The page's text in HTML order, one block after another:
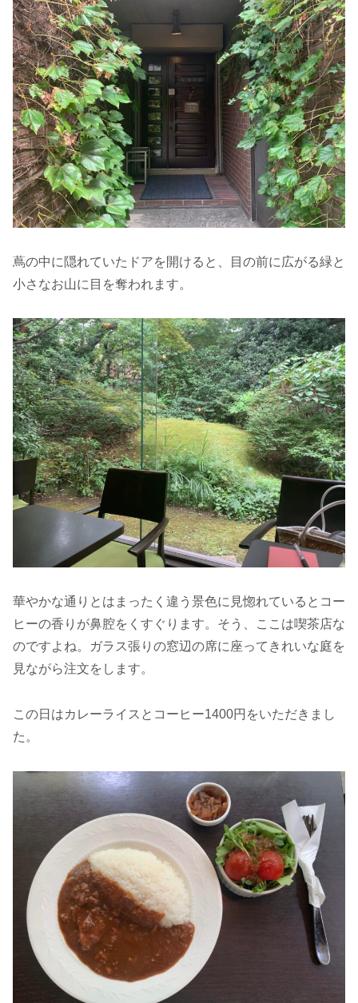
蔦の中に隠れていたドアを開けると、目の前に広がる緑と
小さなお山に目を奪われます。
華やかな通りとはまったく違う景色に見惚れているとコー
ヒーの香りが鼻腔をくすぐります。そう、ここは喫茶店な
のですよね。ガラス張りの窓辺の席に座ってきれいな庭を
見ながら注文をします。
この日はカレーライスとコーヒー1400円をいただきまし
た。